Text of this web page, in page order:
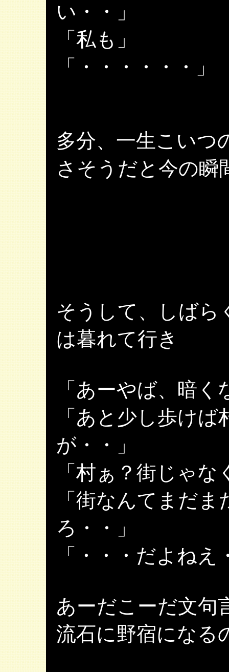
い・・」
「私も」
「・・・・・・」
多分、一生こいつ
さそうだと今の瞬
そうして、しばら
は暮れて行き
「あーやば、暗
「あと少し歩け
が・・」
「村ぁ？街じゃな
「街なんてまだ
ろ・・」
「・・・だよねえ
あーだこーだ文句
流石に野宿になる